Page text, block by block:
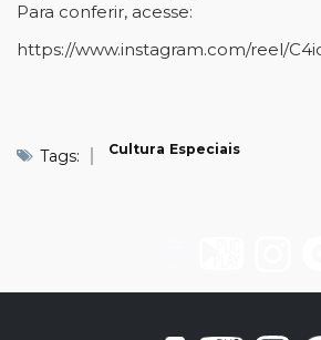
Para conferir, acesse:
https://www.instagram.com/reel/
Tags: Cultura Especiais